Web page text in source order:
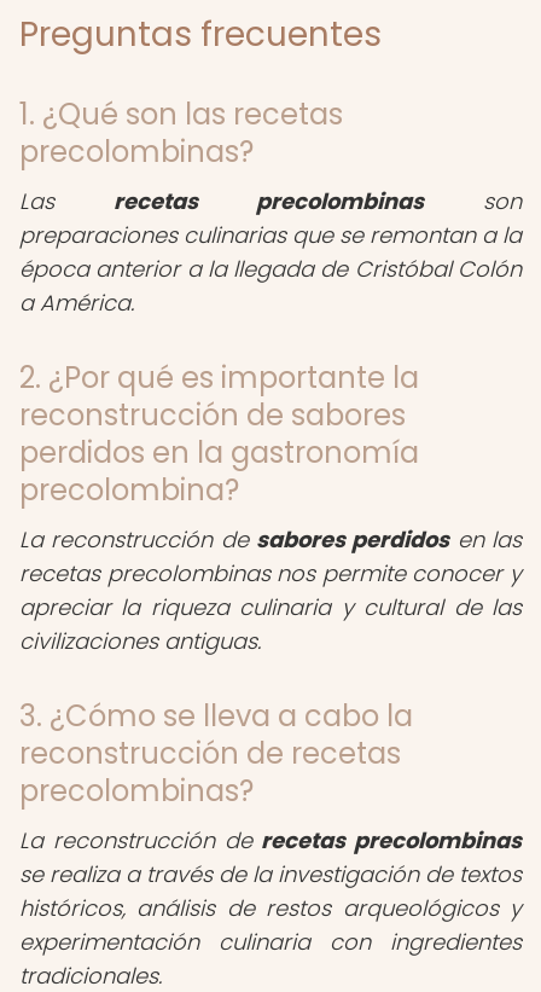
Preguntas frecuentes
1. ¿Qué son las recetas
precolombinas?
Las recetas precolombinasson
preparaciones culinarias que se remontan a la
época anterior a la llegada de Cristóbal Colón
a América.
2. ¿Por qué es importante la
reconstrucción de sabores
perdidos en la gastronomía
precolombina?
La reconstrucción de sabores perdidosen las
recetas precolombinas nos permite conocer y
apreciar la riqueza culinaria y cultural de las
civilizaciones antiguas.
3. ¿Cómo se lleva a cabo la
reconstrucción de recetas
precolombinas?
La reconstrucción de recetas precolombinas
se realiza a través de la investigación de textos
históricos, análisis de restos arqueológicos y
experimentación culinaria con ingredientes
tradicionales.